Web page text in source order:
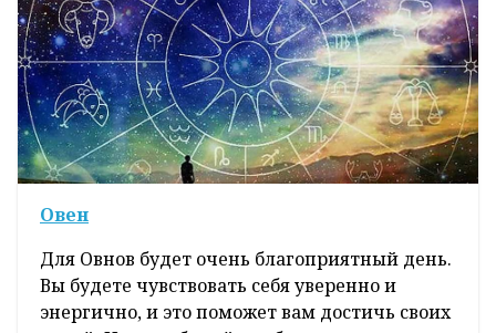
Овен
Для Овнов будет очень благоприятный день.
Вы будете чувствовать себя уверенно и
энергично, и это поможет вам достичь своих